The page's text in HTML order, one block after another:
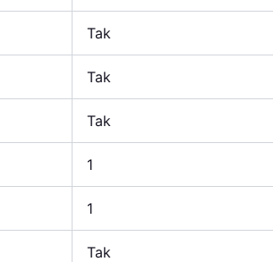
Tak
Tak
Tak
1
1
Tak